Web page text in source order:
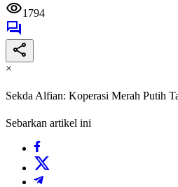
1794
×
Sekda Alfian: Koperasi Merah Putih
Sebarkan artikel ini